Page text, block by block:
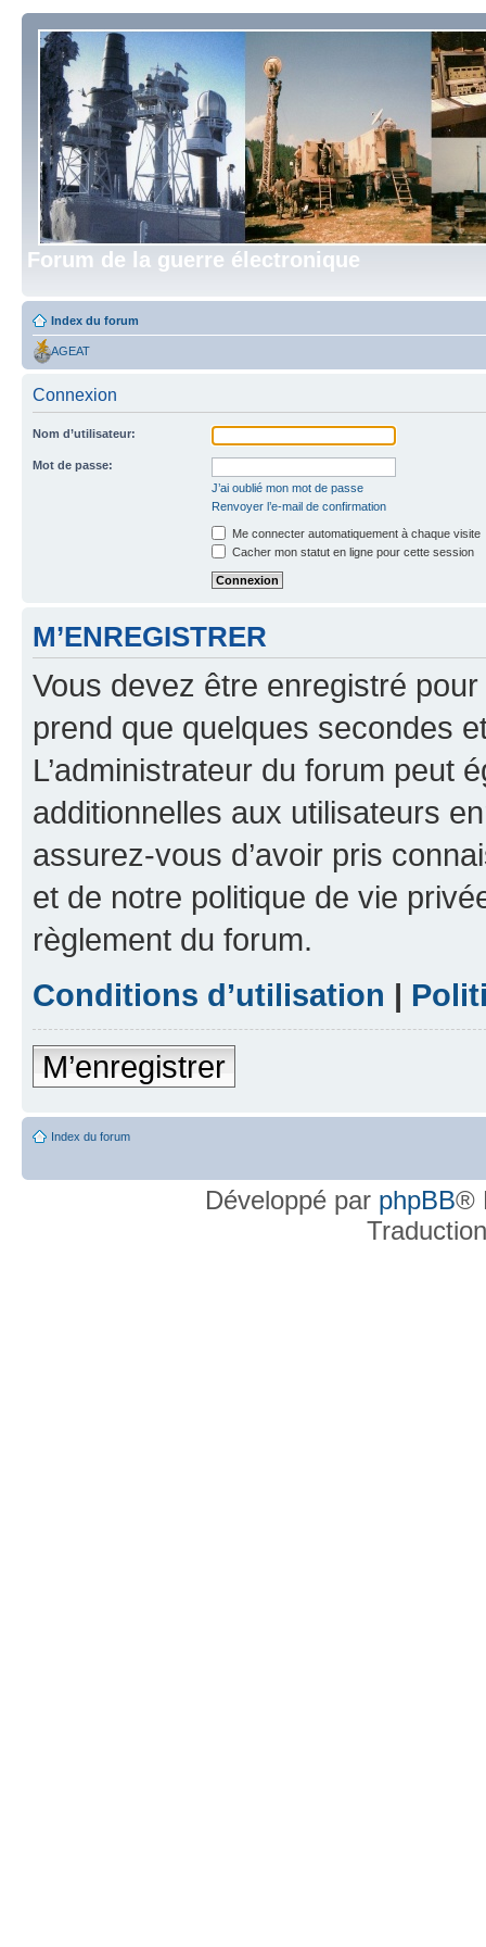
Forum de la guerre électronique
Index du forum
AGEAT
Connexion
Nom d’utilisateur:
Mot de passe:
J’ai oublié mon mot de passe
Renvoyer l’e-mail de confirmation
Me connecter automatiquement à chaque visite
Cacher mon statut en ligne pour cette session
M’ENREGISTRER
Vous devez être enregistré
prend que quelques secondes
L’administrateur du forum peut
additionnelles aux utilisateurs
assurez-vous d’avoir pris
et de notre politique de vie
règlement du forum.
Conditions d’utilisation |
M’enregistrer
Index du forum
Développé par phpBB®